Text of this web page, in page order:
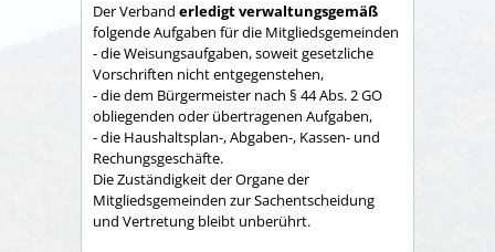
Der Verband erledigt verwaltungsgemäß
folgende Aufgaben für die Mitgliedsgemeinden
- die Weisungsaufgaben, soweit gesetzliche
Vorschriften nicht entgegenstehen,
- die dem Bürgermeister nach § 44 Abs. 2 GO
obliegenden oder übertragenen Aufgaben,
- die Haushaltsplan-, Abgaben-, Kassen- und
Rechungs­geschäfte.
Die Zuständigkeit der Organe der
Mitgliedsgemeinden zur Sachent­scheidung
und Vertretung bleibt unberührt.